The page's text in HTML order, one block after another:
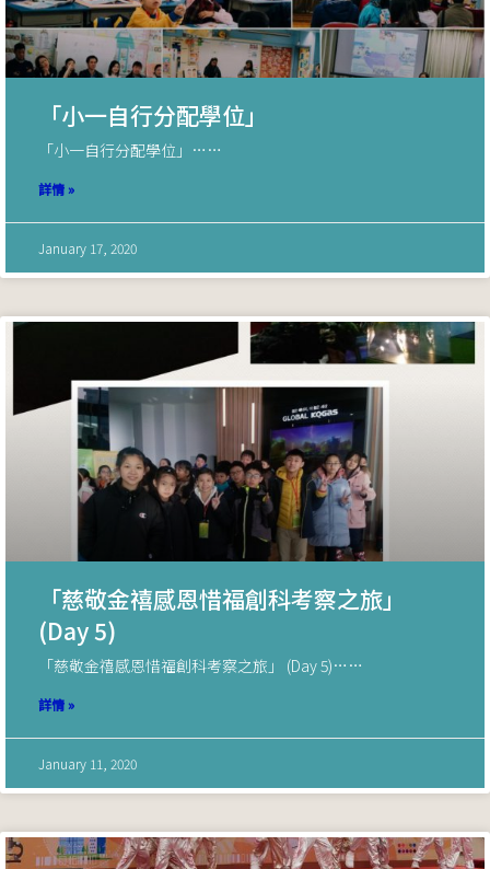
「小一自行分配學位」
「小一自行分配學位」……
詳情 »
January 17, 2020
「慈敬金禧感恩惜福創科考察之旅」
(Day 5)
「慈敬金禧感恩惜福創科考察之旅」 (Day 5)……
詳情 »
January 11, 2020